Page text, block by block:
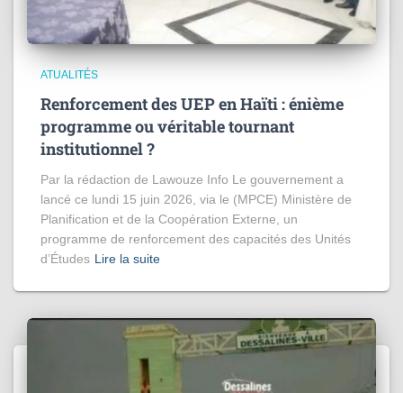
ATUALITÉS
Renforcement des UEP en Haïti : énième
programme ou véritable tournant
institutionnel ?
Par la rédaction de Lawouze Info Le gouvernement a
lancé ce lundi 15 juin 2026, via le (MPCE) Ministère de
Planification et de la Coopération Externe, un
programme de renforcement des capacités des Unités
d’Études Lire la suite